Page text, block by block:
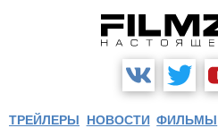
ТРЕЙЛЕРЫ НОВОСТИ ФИЛЬМЫ